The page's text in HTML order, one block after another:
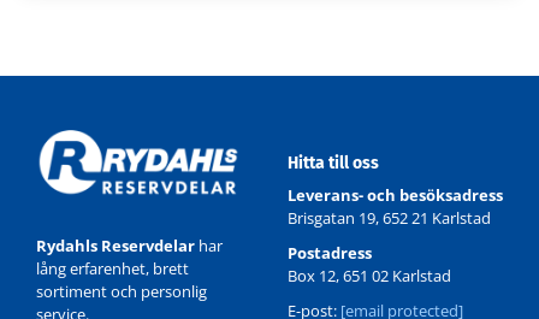
Rydahls Reservdelar har
lång erfarenhet, brett
sortiment och personlig
service.
Hitta till oss
Leverans- och besöksadress
Brisgatan 19, 652 21 Karlstad
Postadress
Box 12, 651 02 Karlstad
E-post: [email protected]